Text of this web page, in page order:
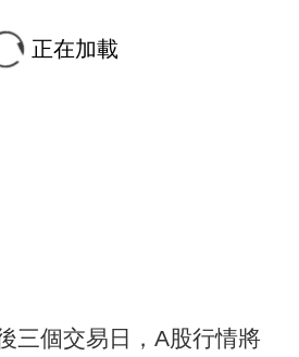
正在加載
個交易日，A股行情將